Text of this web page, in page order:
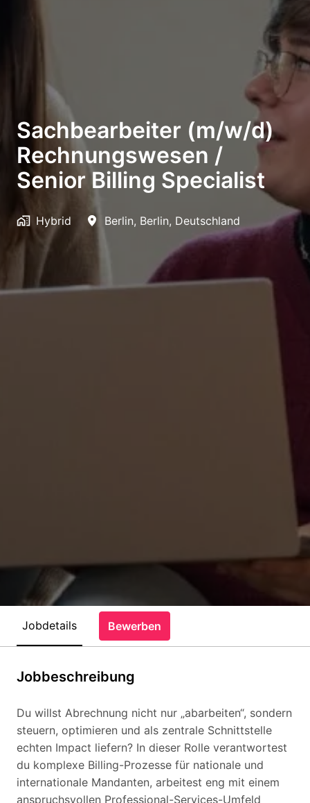
Sachbearbeiter (m/w/d)
Rechnungswesen /
Senior Billing Specialist
Hybrid Berlin, Berlin, Deutschland
Jobdetails Bewerben
Jobbeschreibung
Du willst Abrechnung nicht nur „abarbeiten“, sondern
steuern, optimieren und als zentrale Schnittstelle
echten Impact liefern? In dieser Rolle verantwortest
du komplexe Billing-Prozesse für nationale und
internationale Mandanten, arbeitest eng mit einem
anspruchsvollen Professional-Services-Umfeld